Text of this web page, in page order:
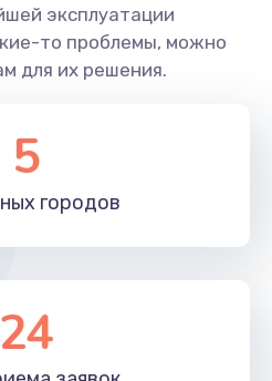
эксплуатации
то проблемы, можно
для их решения.
5
городов
24